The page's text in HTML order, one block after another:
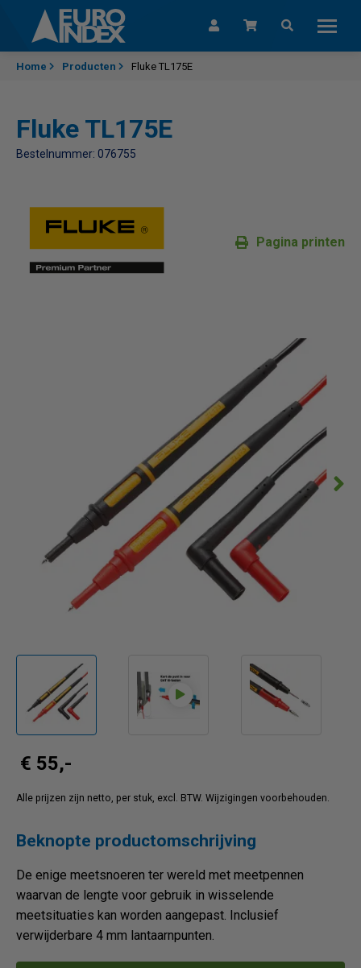
Skip to content
Home Producten Fluke TL175E
Fluke TL175E
Bestelnummer: 076755
Pagina printen
€ 55,-
Alle prijzen zijn netto, per stuk, excl. BTW. Wijzigingen voorbehouden.
Beknopte productomschrijving
De enige meetsnoeren ter wereld met meetpennen
waarvan de lengte voor gebruik in wisselende
meetsituaties kan worden aangepast. Inclusief
verwijderbare 4 mm lantaarnpunten.